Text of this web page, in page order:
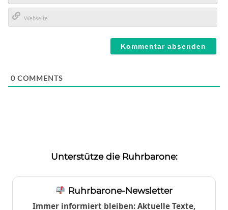
E-
Mail*
0 COMMENTS
Unterstütze die Ruhrbarone:
Ruhrbarone-Newsletter
Immer informiert bleiben: Aktuelle Texte,